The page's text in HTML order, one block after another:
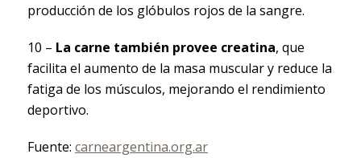
producción de los glóbulos rojos de la sangre.
10 – La carne también provee creatina, que
facilita el aumento de la masa muscular y reduce la
fatiga de los músculos, mejorando el rendimiento
deportivo.
Fuente: carneargentina.org.ar